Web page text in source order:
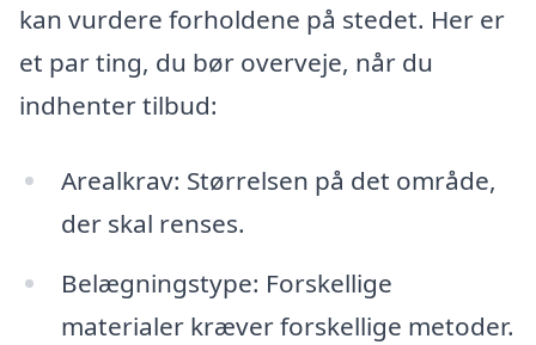
kan vurdere forholdene på stedet. Her er
et par ting, du bør overveje, når du
indhenter tilbud:
Arealkrav: Størrelsen på det område,
der skal renses.
Belægningstype: Forskellige
materialer kræver forskellige metoder.